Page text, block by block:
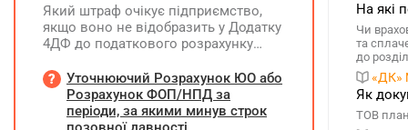
На які
Чи
та
до
«ДК»
Як
ТОВ
прибуток). За результатами
діяльності у періоді 2024–2025 років
(під час перебування на спрощеній
чистий прибуток, сума
нерозподіленого прибутку в балансі
становить 18 млн грн. Наприкінці
Який штраф очікує підприємство,
якщо воно не відобразить у Додатку
4ДФ до податкового розрахунку
допомоги (ПФД) директору?
Уточнюючий Розрахунок ЮО або
Розрахунок ФОП/НПД за
періоди, за якими минув строк